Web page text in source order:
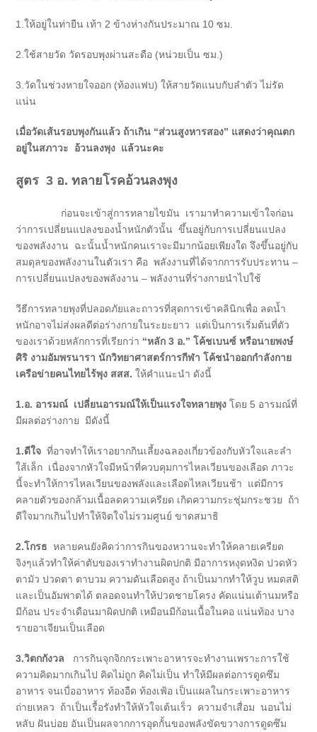
1.ให้อยู่ในท่ายืน เท้า 2 ข้างห่างกันประมาณ 10 ซม.
2.ใช้สายวัด วัดรอบพุงผ่านสะดือ (หน่วยเป็น ซม.)
3.วัดในช่วงหายใจออก (ท้องแฟบ) ให้สายวัดแนบกับลำตัว ไม่รัด
แน่น
เมื่อวัดเส้นรอบพุงกันแล้ว ถ้าเกิน “ส่วนสูงหารสอง” แสดงว่าคุณตก
อยู่ในสภาวะ อ้วนลงพุง แล้วนะคะ
สูตร 3 อ. ทลายโรคอ้วนลงพุง
ก่อนจะเข้าสู่การทลายไขมัน เรามาทำความเข้าใจก่อน
ว่าการเปลี่ยนแปลงของน้ำหนักตัวนั้น ขึ้นอยู่กับการเปลี่ยนแปลง
ของพลังงาน ฉะนั้นน้ำหนักคนเราจะมีมากน้อยเพียงใด จึงขึ้นอยู่กับ
สมดุลของพลังงานในตัวเรา คือ พลังงานที่ได้จากการรับประทาน –
การเปลี่ยนแปลงของพลังงาน – พลังงานที่ร่างกายนำไปใช้
วีธีการทลายพุงที่ปลอดภัยและถาวรที่สุดการเข้าคลินิกเพื่อ ลดน้ำ
หนักอาจไม่ส่งผลดีต่อร่างกายในระยะยาว แต่เป็นการเริ่มต้นที่ตัว
ของเราด้วยหลักการที่เรียกว่า “หลัก 3 อ.” โค้ชเบนซ์ หรือนายพงษ์
ศิริ งามอัมพรนารา นักวิทยาศาสตร์การกีฬา โค้ชนำออกกำลังกาย
เครือข่ายคนไทยไร้พุง สสส. ให้คำแนะนำ ดังนี้
1.อ. อารมณ์ เปลี่ยนอารมณ์ให้เป็นแรงใจทลายพุง โดย 5 อารมณ์ที่
มีผลต่อร่างกาย มีดังนี้
1.ดีใจ ที่อาจทำให้เราอยากกินเลี้ยงฉลองเกี่ยวข้องกับหัวใจและลำ
ใส้เล็ก เนื่องจากหัวใจมีหน้าที่ควบคุมการไหลเวียนของเลือด ภาวะ
นี้จะทำให้การไหลเวียนของพลังและเลือดไหลเวียนช้า แต่มีการ
คลายตัวของกล้ามเนื้อลดความเครียด เกิดความกระชุ่มกระชวย ถ้า
ดีใจมากเกินไปทำให้จิตใจไม่รวมศูนย์ ขาดสมาธิ
2.โกรธ หลายคนยังคิดว่าการกินของหวานจะทำให้คลายเครียด
จิงๆแล้วทำให้ค่าตับของเราทำงานผิดปกติ มีอาการหงุดหงิด ปวดหัว
ตามัว ปวดตา ตาบวม ความดันเลือดสูง ถ้าเป็นมากทำให้วูบ หมดสติ
และเป็นอัมพาตได้ ตลอดจนทำให้ปวดชายโครง คัดแน่นเต้านมหรือ
มีก้อน ประจำเดือนมาผิดปกติ เหมือนมีก้อนเนื้อในคอ แน่นท้อง บาง
รายอาเจียนเป็นเลือด
3.วิตกกังวล
การกินจุกจิกกระเพาะอาหารจะทำงานเพราะการใช้
ความคิดมากเกินไป คิดไม่ถูก คิดไม่เป็น ทำให้มีผลต่อการดูดซึม
อาหาร จนเบื่ออาหาร ท้องอืด ท้องเฟ้อ เป็นแผลในกระเพาะอาหาร
ถ่ายเหลว ถ้าเป็นเรื้อรังทำให้หัวใจเต้นเร็ว ความจำเสื่อม นอนไม่
หลับ ฝันบ่อย อันเป็นผลจากการอุดกั้นของพลังขัดขวางการดูดซึม